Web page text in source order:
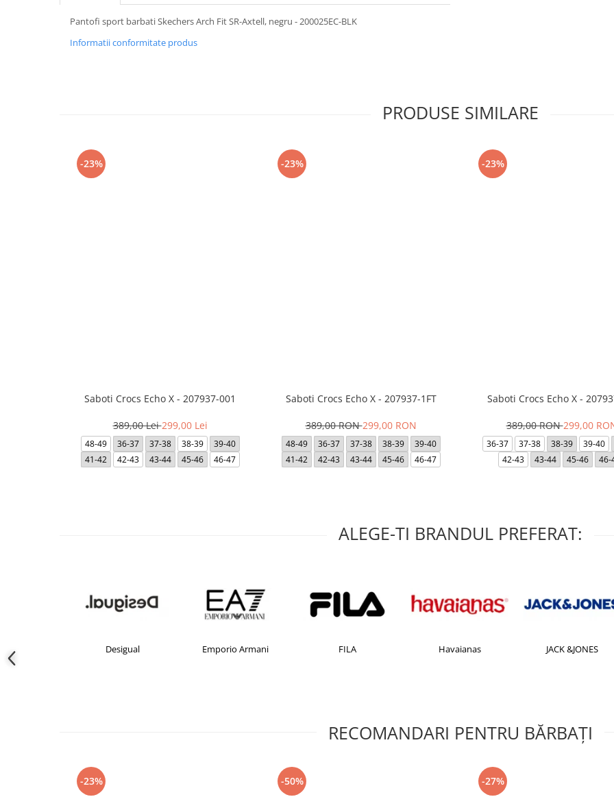
Pantofi sport barbati Skechers Arch Fit SR-Axtell, negru - 200025EC-BLK
Informatii conformitate produs
PRODUSE SIMILARE
-23%
Saboti Crocs Echo X - 207937-001
389,00 Lei299,00 Lei
48-49 36-37 37-38 38-39
39-40
41-42
42-43 43-44 45-46 46-47
-23%
Saboti Crocs Echo X - 207937-1FT
389,00 RON299,00 RON
48-49 36-37 37-38 38-39
39-40
41-42
42-43 43-44 45-46 46-47
-23%
Saboti Crocs Echo X -
389,00 RON299,00
36-37 37-38 38-39 39-40
42-43
43-44 45-46 46-
ALEGE-TI BRANDUL PREFERAT:
crocs Desigual Emporio Armani FILA Havaianas JACK &JONES
RECOMANDARI PENTRU BĂRBAŢI
-23% -50% -27%